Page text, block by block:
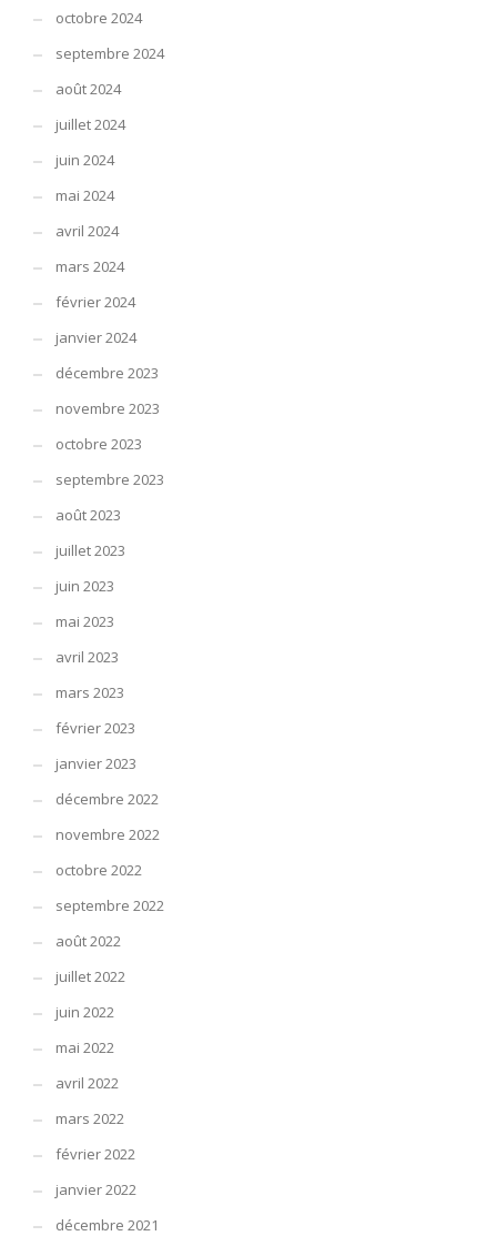
octobre 2024
septembre 2024
août 2024
juillet 2024
juin 2024
mai 2024
avril 2024
mars 2024
février 2024
janvier 2024
décembre 2023
novembre 2023
octobre 2023
septembre 2023
août 2023
juillet 2023
juin 2023
mai 2023
avril 2023
mars 2023
février 2023
janvier 2023
décembre 2022
novembre 2022
octobre 2022
septembre 2022
août 2022
juillet 2022
juin 2022
mai 2022
avril 2022
mars 2022
février 2022
janvier 2022
décembre 2021